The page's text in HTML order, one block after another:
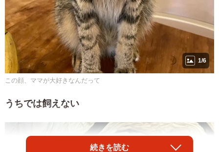
1/6
この顔、ママが大好きなんだって
うちでは飼えない
続きを読む